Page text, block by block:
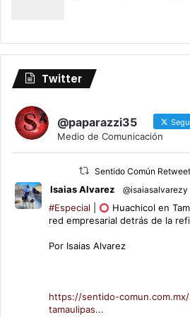
Twitter
@paparazzi35
Medio de Comunicación
Sentido Común Retweet
Isaias Alvarez @isaiasalvarezy
#Especial
Huachicol en
red empresarial detrás de la
Por Isaias Alvarez
https://sentido-
tamaulipas...